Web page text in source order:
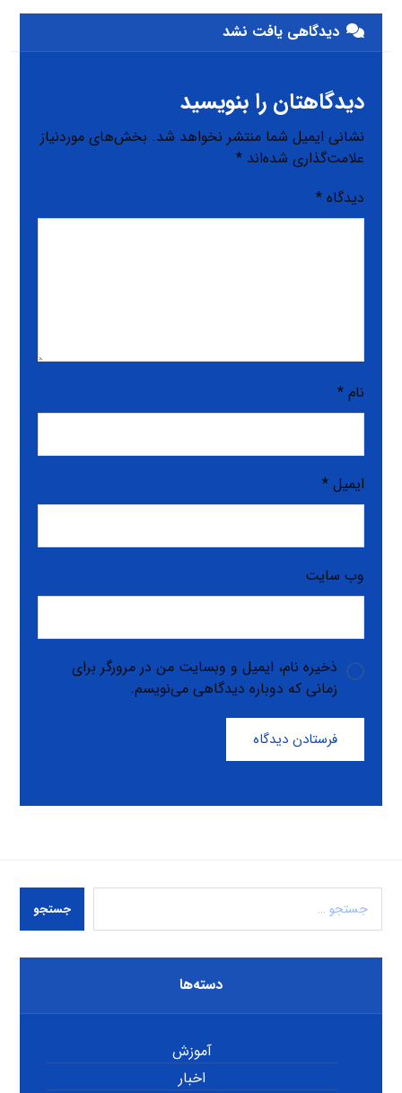
دیدگاهی یافت نشد
دیدگاهتان را بنویسید
نشانی ایمیل شما منتشر نخواهد شد. بخش‌های موردنیاز
علامت‌گذاری شده‌اند*
دیدگاه*
نام*
ایمیل*
وب‌ سایت
ذخیره نام، ایمیل و وبسایت من در مرورگر برای
زمانی که دوباره دیدگاهی می‌نویسم.
فرستادن دیدگاه
جستجو
دسته‌ها
آموزش
اخبار